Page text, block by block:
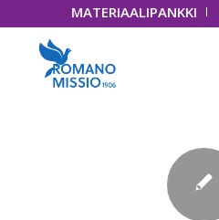
MATERIAALIPANKKI